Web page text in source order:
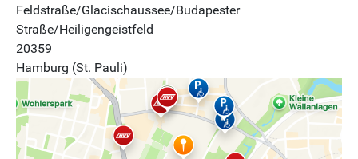
Feldstraße/Glacischaussee/Budapester
Straße/Heiligengeistfeld
20359
Hamburg (St. Pauli)